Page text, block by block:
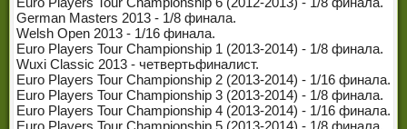
German Masters 2013 - 1/8 финала.
Welsh Open 2013 - 1/16 финала.
Euro Players Tour Championship 1 (2013-2014) - 1/8 финала.
Wuxi Classic 2013 - четвертьфиналист.
Euro Players Tour Championship 2 (2013-2014) - 1/16 финала.
Euro Players Tour Championship 3 (2013-2014) - 1/8 финала.
Euro Players Tour Championship 4 (2013-2014) - 1/16 финала.
Euro Players Tour Championship 5 (2013-2014) - 1/8 финала.